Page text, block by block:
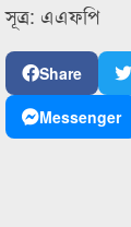
সূত্র: এএফপি
Share
Messenger